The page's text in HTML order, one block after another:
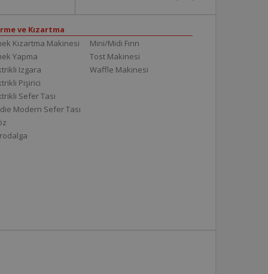
ve Kızartma
Kızartma Makinesi
Yapma
Izgara
Pişirici
Sefer Tası
Modern Sefer Tası
Mini/Midi Fırın
Tost Makinesi
Waffle Makinesi